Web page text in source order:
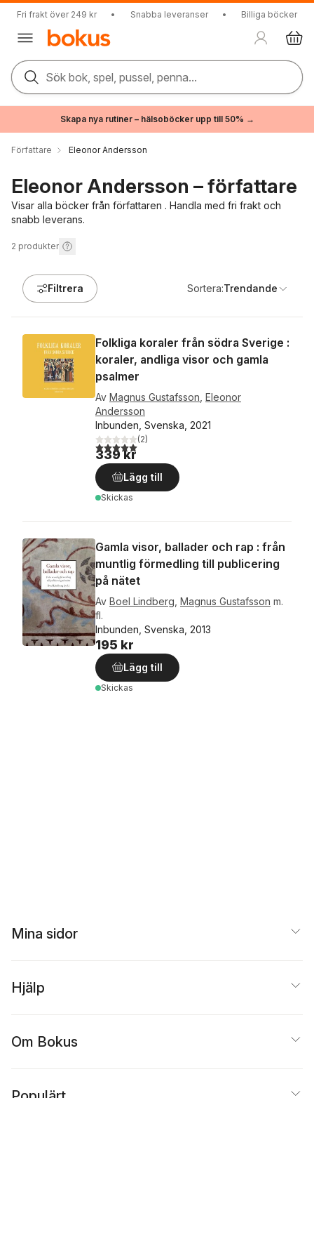
Fri frakt över 249 kr • Snabba leveranser • Billiga böcker
Sök bok, spel, pussel, penna...
Skapa nya rutiner – hälsoböcker upp till 50% →
Författare Eleonor Andersson
Eleonor Andersson – författare
Visar alla böcker från författaren . Handla med fri frakt och
snabb leverans.
2 produkter
Filtrera Sortera:Trendande
Folkliga koraler från södra Sverige :
koraler, andliga visor och gamla
psalmer
Av Magnus Gustafsson Eleonor
Andersson
Inbunden, Svenska, 2021
5,0utav 5 stjärnor. Totalt antal röster:
(2)
339 kr
Lägg till
Skickas
Gamla visor, ballader och rap : från
muntlig förmedling till publicering
på nätet
Av Boel Lindberg Magnus Gustafsson m.
fl.
Inbunden, Svenska, 2013
195 kr
Lägg till
Skickas
Mina sidor
Hjälp
Om Bokus
Populärt